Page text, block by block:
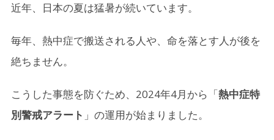
外出時は帽子や日傘を使用
3-3. 室内でもエアコンや扇風機を併用
3-4.
4. 熱中症の初期症状と応急処置
4-1. 応急処置：
近年、日本の夏は猛暑が続いています。
毎年、熱中症で搬送される人や、命を落とす人が後を
絶ちません。
こうした事態を防ぐため、2024年4月から「熱中症特
別警戒アラート 」の運用が始まりました。